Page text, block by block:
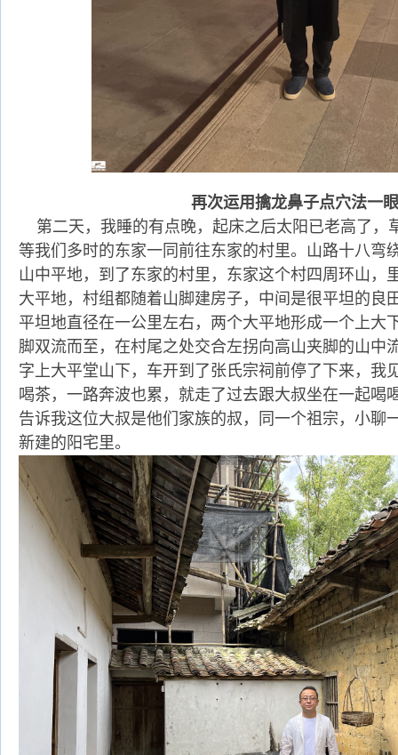
再次运用擒龙鼻子点穴法一
第二天，我睡的有点晚，起床之后太阳已老高了，
等我们多时的东家一同前往东家的村里。山路十八弯
山中平地，到了东家的村里，东家这个村四周环山，
大平地，村组都随着山脚建房子，中间是很平坦的良
平坦地直径在一公里左右，两个大平地形成一个上大
脚双流而至，在村尾之处交合左拐向高山夹脚的山中
字上大平堂山下，车开到了张氏宗祠前停了下来，我
喝茶，一路奔波也累，就走了过去跟大叔坐在一起喝
告诉我这位大叔是他们家族的叔，同一个祖宗，小聊
新建的阳宅里。